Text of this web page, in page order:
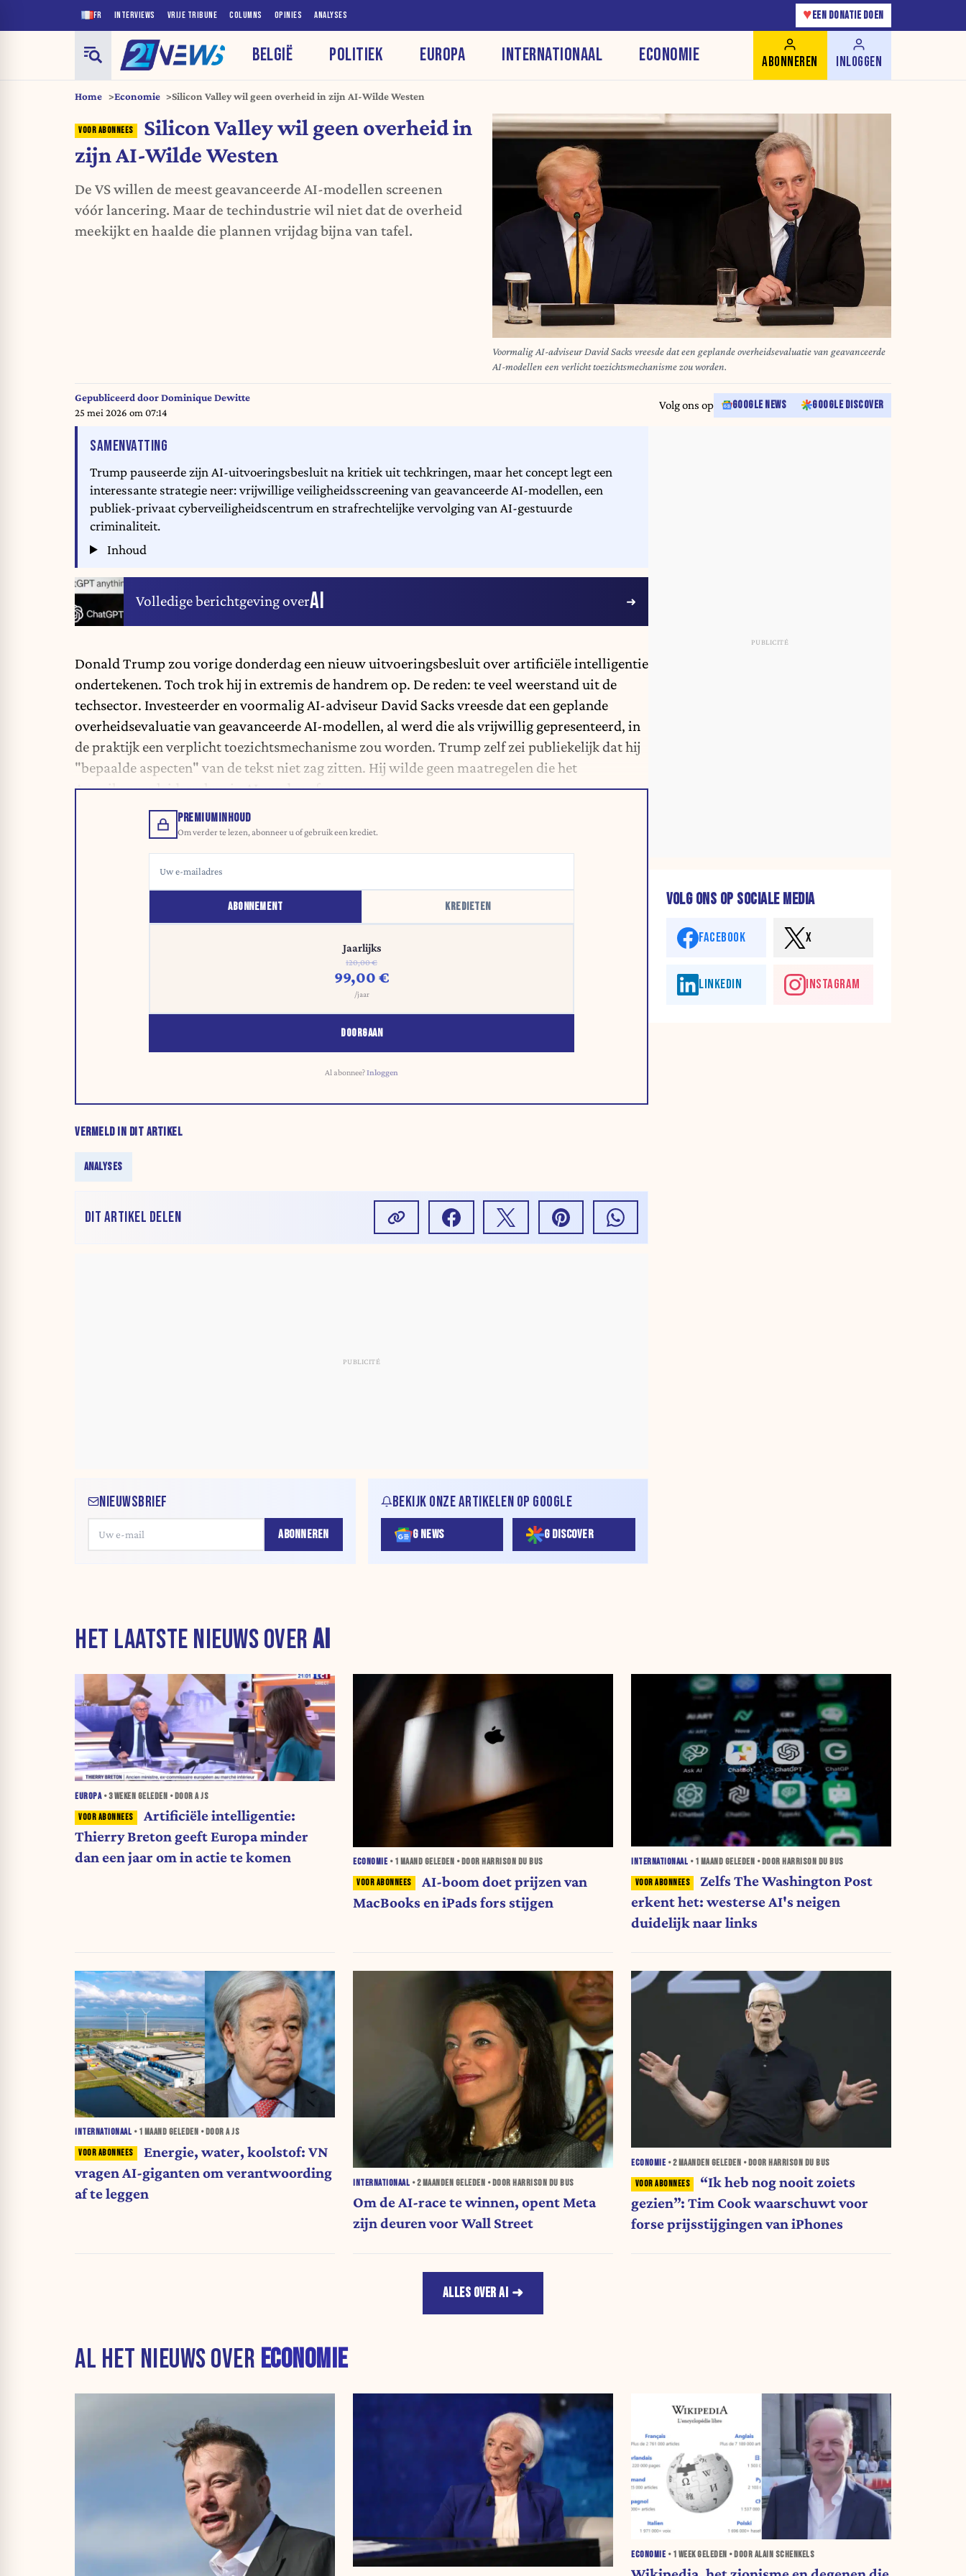
FR INTERVIEWS VRIJE TRIBUNE COLUMNS OPINIES ANALYSES ♥ EEN DONATIE DOEN
BELGIË POLITIEK EUROPA INTERNATIONAAL ECONOMIE ABONNEREN INLOGGEN
Home Economie Silicon Valley wil geen overheid in zijn AI-Wilde Westen
Silicon Valley wil geen overheid in
zijn AI-Wilde Westen
De VS willen de meest geavanceerde AI-modellen screenen
vóór lancering. Maar de techindustrie wil niet dat de overheid
meekijkt en haalde die plannen vrijdag bijna van tafel.
Voormalig AI-adviseur David Sacks vreesde dat een geplande overheidsevaluatie van geavanceerde
AI-modellen een verlicht toezichtsmechanisme zou worden.
Gepubliceerd doorDominique Dewitte
25 mei 2026 om 07:14
Volg ons op GOOGLE NEWS GOOGLE DISCOVER
SAMENVATTING
Trump pauseerde zijn AI-uitvoeringsbesluit na kritiek uit techkringen, maar het concept legt een
interessante strategie neer: vrijwillige veiligheidsscreening van geavanceerde AI-modellen, een
publiek-privaat cyberveiligheidscentrum en strafrechtelijke vervolging van AI-gestuurde
criminaliteit.
Inhoud
Volledige berichtgeving overAI
Donald Trump zou vorige donderdag een nieuw uitvoeringsbesluit over artificiële intelligentie
ondertekenen. Toch trok hij in extremis de handrem op. De reden: te veel weerstand uit de
techsector. Investeerder en voormalig AI-adviseur David Sacks vreesde dat een geplande
overheidsevaluatie van geavanceerde AI-modellen, al werd die als vrijwillig gepresenteerd, in
de praktijk een verplicht toezichtsmechanisme zou worden. Trump zelf zei publiekelijk dat hij
"bepaalde aspecten" van de tekst niet zag zitten. Hij wilde geen maatregelen die het
Amerikaanse leiderschap in AI zouden afremmen.
PREMIUMINHOUD
Om verder te lezen, abonneer u of gebruik een krediet.
ABONNEMENT KREDIETEN
Jaarlijks
120,00 €
99,00 €
/jaar
DOORGAAN
Al abonnee?Inloggen
VERMELD IN DIT ARTIKEL
ANALYSES
DIT ARTIKEL DELEN
NIEUWSBRIEF
ABONNEREN
BEKIJK ONZE ARTIKELEN OP GOOGLE
G NEWS G DISCOVER
VOLG ONS OP SOCIALE MEDIA
FACEBOOK X
LINKEDIN INSTAGRAM
HET LAATSTE NIEUWS OVERAI
EUROPA•3 WEKEN GELEDEN • DOOR A JS
Artificiële intelligentie:
Thierry Breton geeft Europa minder
dan een jaar om in actie te komen
ECONOMIE • 1 MAAND GELEDEN • DOOR HARRISON DU BUS
AI-boom doet prijzen van
MacBooks en iPads fors stijgen
INTERNATIONAAL • 1 MAAND GELEDEN • DOOR HARRISON DU BUS
Zelfs The Washington Post
erkent het: westerse AI's neigen
duidelijk naar links
INTERNATIONAAL • 1 MAAND GELEDEN • DOOR A JS
Energie, water, koolstof: VN
vragen AI-giganten om verantwoording
af te leggen
INTERNATIONAAL •2 MAANDEN GELEDEN • DOOR HARRISON DU BUS
Om de AI-race te winnen, opent Meta
zijn deuren voor Wall Street
ECONOMIE •2 MAANDEN GELEDEN • DOOR HARRISON DU BUS
“Ik heb nog nooit zoiets
gezien”: Tim Cook waarschuwt voor
forse prijsstijgingen van iPhones
ALLES OVER AI
AL HET NIEUWS OVER ECONOMIE
ECONOMIE • 1 WEEKGELEDEN • DOOR ALAIN SCHENKELS